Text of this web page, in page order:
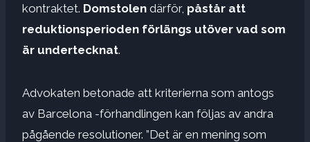
kontraktet. Domstolen därför, påstår att
reduktionsperioden förlängs utöver vad som
är undertecknat.
Advokaten betonade att kriterierna som antogs
av Barcelona -förhandlingen kan följas av andra
pågående resolutioner. ”Det är en mening som